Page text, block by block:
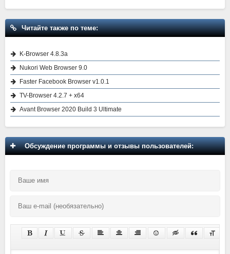
Читайте также по теме:
K-Browser 4.8.3a
Nukori Web Browser 9.0
Faster Facebook Browser v1.0.1
TV-Browser 4.2.7 + x64
Avant Browser 2020 Build 3 Ultimate
Обсуждение программы и отзывы пользователей: